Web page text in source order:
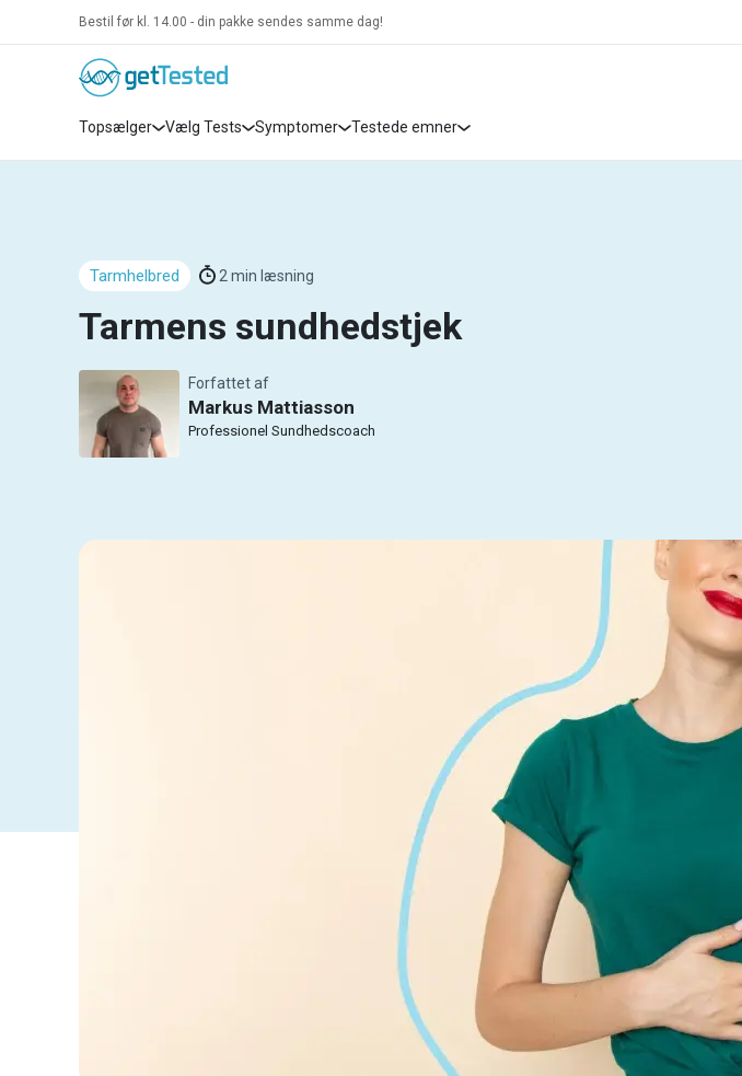
Bestil før kl. 14.00 - din pakke sendes samme dag!
Topsælger Vælg Tests Symptomer Testede emner
Tarmhelbred 2 min læsning
Tarmens sundhedstjek
Forfattet af
Markus Mattiasson
Professionel Sundhedscoach